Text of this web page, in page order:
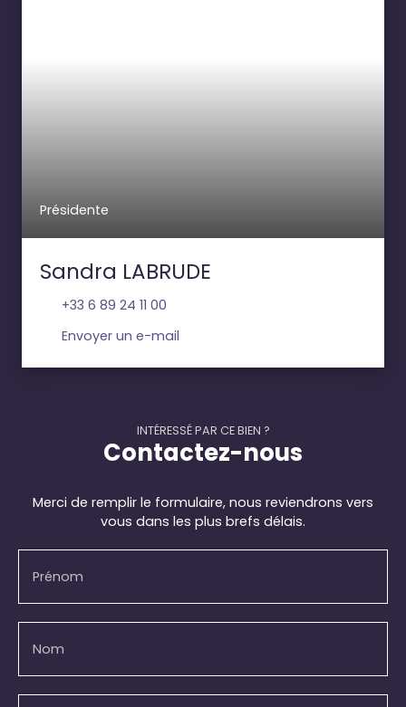
Présidente
Sandra LABRUDE
+33 6 89 24 11 00
Envoyer un e-mail
INTÉRESSÉ PAR CE BIEN ?
Contactez-nous
Merci de remplir le formulaire, nous reviendrons vers
vous dans les plus brefs délais.
Prénom
Nom